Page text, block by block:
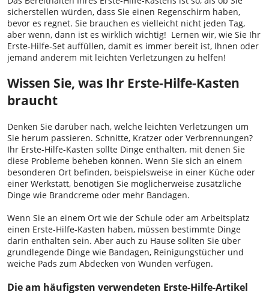
sicherstellen würden, dass Sie einen Regenschirm haben,
bevor es regnet. Sie brauchen es vielleicht nicht jeden Tag,
aber wenn, dann ist es wirklich wichtig! Lernen wir, wie Sie Ihr
Erste-Hilfe-Set auffüllen, damit es immer bereit ist, Ihnen oder
jemand anderem mit leichten Verletzungen zu helfen!
Wissen Sie, was Ihr Erste-Hilfe-Kasten
braucht
Denken Sie darüber nach, welche leichten Verletzungen um
Sie herum passieren. Schnitte, Kratzer oder Verbrennungen?
Ihr Erste-Hilfe-Kasten sollte Dinge enthalten, mit denen Sie
diese Probleme beheben können. Wenn Sie sich an einem
besonderen Ort befinden, beispielsweise in einer Küche oder
einer Werkstatt, benötigen Sie möglicherweise zusätzliche
Dinge wie Brandcreme oder mehr Bandagen.
Wenn Sie an einem Ort wie der Schule oder am Arbeitsplatz
einen Erste-Hilfe-Kasten haben, müssen bestimmte Dinge
darin enthalten sein. Aber auch zu Hause sollten Sie über
grundlegende Dinge wie Bandagen, Reinigungstücher und
weiche Pads zum Abdecken von Wunden verfügen.
Die am häufigsten verwendeten Erste-Hilfe-Artikel